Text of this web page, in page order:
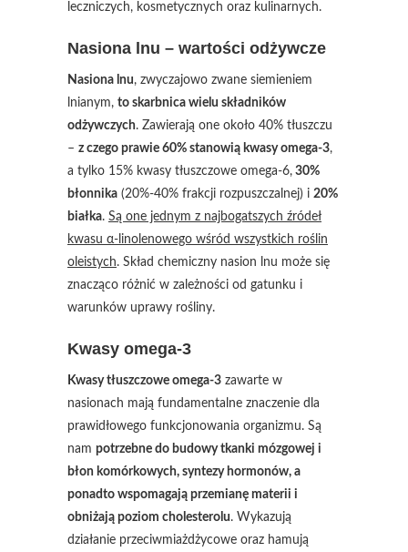
leczniczych, kosmetycznych oraz kulinarnych.
Nasiona lnu – wartości odżywcze
Nasiona lnu, zwyczajowo zwane siemieniem
lnianym, to skarbnica wielu składników
odżywczych. Zawierają one około 40% tłuszczu
– z czego prawie 60% stanowią kwasy omega-3,
a tylko 15% kwasy tłuszczowe omega-6, 30%
błonnika (20%-40% frakcji rozpuszczalnej) i 20%
białka. Są one jednym z najbogatszych źródeł
kwasu α-linolenowego wśród wszystkich roślin
oleistych. Skład chemiczny nasion lnu może się
znacząco różnić w zależności od gatunku i
warunków uprawy rośliny.
Kwasy omega-3
Kwasy tłuszczowe omega-3 zawarte w
nasionach mają fundamentalne znaczenie dla
prawidłowego funkcjonowania organizmu. Są
nam potrzebne do budowy tkanki mózgowej i
błon komórkowych, syntezy hormonów, a
ponadto wspomagają przemianę materii i
obniżają poziom cholesterolu. Wykazują
działanie przeciwmiażdżycowe oraz hamują